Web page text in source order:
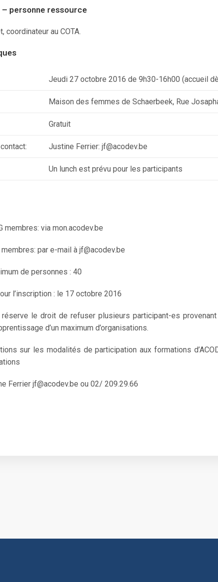
personne ressource
coordinateur au COTA.
Jeudi 27 octobre 2016 de 9h30-16h00 (accueil
Maison des femmes de Schaerbeek, Rue
Gratuit
Justine Ferrier: jf@acodev.be
Un lunch est prévu pour les participants
membres: via mon.acodev.be
par e-mail à jf@acodev.be
de personnes : 40
l’inscription : le 17 octobre 2016
réserve le droit de refuser plusieurs participant-es
d’un maximum d’organisations.
sur les modalités de participation aux formations
Ferrier jf@acodev.be ou 02/ 209.29.66